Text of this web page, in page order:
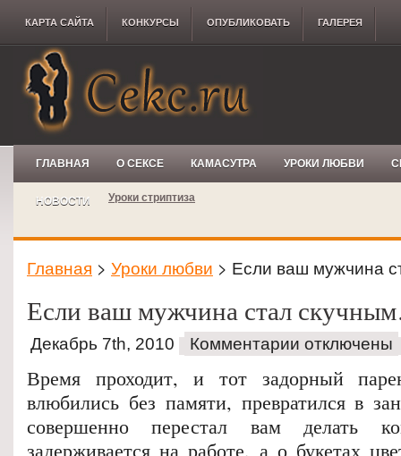
КАРТА САЙТА КОНКУРCЫ ОПУБЛИКОВАТЬ ГАЛЕРЕЯ
ГЛАВНАЯ О СЕКСЕ КАМАСУТРА УРОКИ ЛЮБВИ
НОВОСТИ Уроки стриптиза
Главная > Уроки любви > Если ваш мужчина
Если ваш мужчина стал
Декабрь 7th, 2010 Комментарии отключены
Время проходит, и тот задорный
влюбились без памяти, превратился в
совершенно перестал вам делать
задерживается на работе, а о букетах